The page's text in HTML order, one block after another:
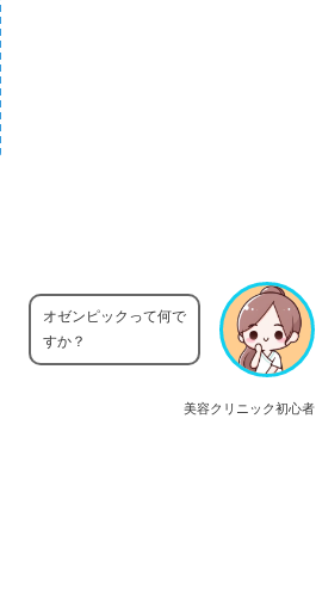
美容クリニック初心者
オゼンピックって何で
すか？